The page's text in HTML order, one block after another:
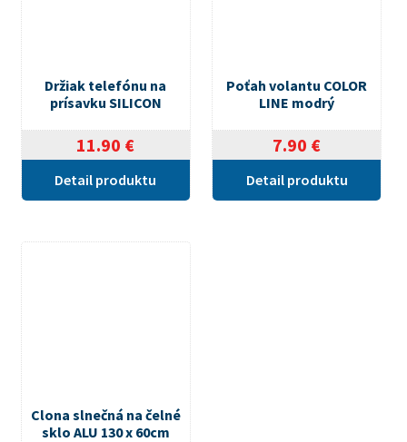
Držiak telefónu na
prísavku SILICON
11.90 €
Detail produktu
Poťah volantu COLOR
LINE modrý
7.90 €
Detail produktu
Clona slnečná na čelné
sklo ALU 130 x 60cm